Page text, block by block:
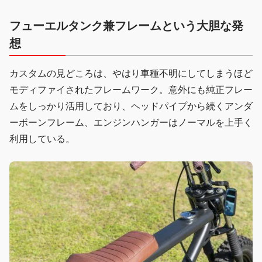
フューエルタンク兼フレームという大胆な発
想
カスタムの見どころは、やはり車種不明にしてしまうほど
モディファイされたフレームワーク。意外にも純正フレー
ムをしっかり活用しており、ヘッドパイプから続くアンダ
ーボーンフレーム、エンジンハンガーはノーマルを上手く
利用している。